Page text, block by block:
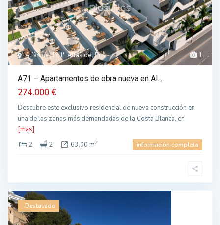
1
Alfàs del Pi, l', Alfàs del Pi, l'
A71 – Apartamentos de obra nueva en Al...
274.000 €
Descubre este exclusivo residencial de nueva construcción en
una de las zonas más demandadas de la Costa Blanca, en
[más]
2
2 63.00 m2 información completa
Destacado